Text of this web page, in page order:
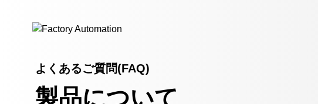
よくあるご質問(FAQ)
製品について